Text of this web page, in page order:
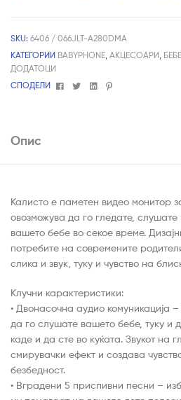
SKU: 6406 / 066JLT-A280DMA
КАТЕГОРИИ BABYPHONE АКЦЕСОАРИ
ДОДАТОЦИ
СПОДЕЛИ
FacebookTwitterLinkedin
Pinterest
Опис
Калисто е паметен видео монитор
овозможува да го гледате,
вашето бебе во секое време.
потребите на современите
слика и звук, туку и чувство на
Клучни карактеристики:
• Двонасочна аудио комуникација
да го слушате вашето бебе, туку и
каде и да сте во куќата. Звукот на
смирувачки ефект и создава
безбедност.
• Вградени 5 приспивни песни –